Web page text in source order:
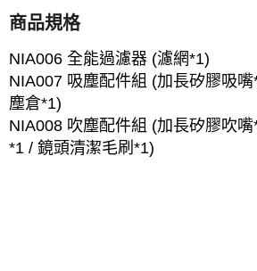
商品規格
NIA006 全能過濾器 (濾網*1)
NIA007 吸塵配件組 (加長矽膠吸
塵倉*1)
NIA008 吹塵配件組 (加長矽膠吹嘴
*1 / 鏡頭清潔毛刷*1)